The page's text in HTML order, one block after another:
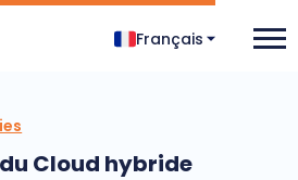
Français
Cloud hybride